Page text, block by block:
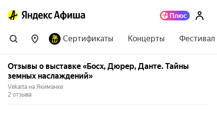
Сертификаты Концерты
Отзывы о выставке «Босх, Дюрер, Данте. Тайны
земных наслаждений»
Vekarta на Якиманке
2 отзыва